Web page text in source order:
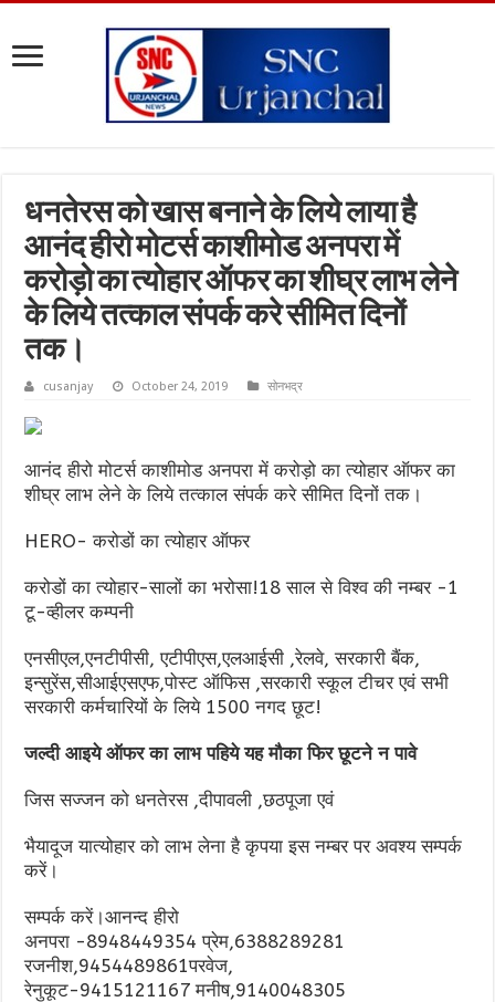
धनतेरस को खास बनाने के लिये लाया है
आनंद हीरो मोटर्स काशीमोड अनपरा में
करोड़ो का त्योहार ऑफर का शीघ्र लाभ लेने
के लिये तत्काल संपर्क करे सीमित दिनों
तक।
cusanjay October 24, 2019 सोनभद्र
आनंद हीरो मोटर्स काशीमोड अनपरा में करोड़ो का त्योहार ऑफर का
शीघ्र लाभ लेने के लिये तत्काल संपर्क करे सीमित दिनों तक।
HERO- करोडों का त्योहार ऑफर
करोडों का त्योहार-सालों का भरोसा!18 साल से विश्व की नम्बर -1
टू-व्हीलर कम्पनी
एनसीएल,एनटीपीसी, एटीपीएस,एलआईसी ,रेलवे, सरकारी बैंक,
इन्सुरेंस,सीआईएसएफ,पोस्ट ऑफिस ,सरकारी स्कूल टीचर एवं सभी
सरकारी कर्मचारियों के लिये 1500 नगद छूट!
जल्दी आइये ऑफर का लाभ पहिये यह मौका फिर छूटने न पावे
जिस सज्जन को धनतेरस ,दीपावली ,छठपूजा एवं
भैयादूज यात्योहार को लाभ लेना है कृपया इस नम्बर पर अवश्य सम्पर्क
करें।
सम्पर्क करें।आनन्द हीरो
अनपरा -8948449354 प्रेम,6388289281
रजनीश,9454489861परवेज,
रेनुकूट-9415121167 मनीष,9140048305